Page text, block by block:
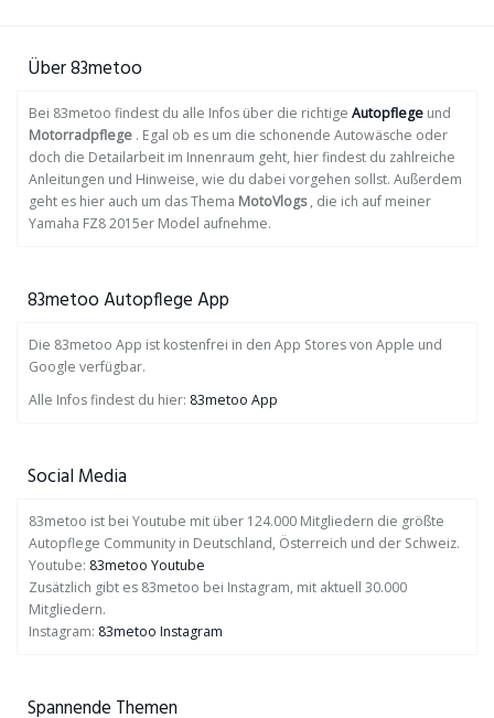
Über 83metoo
Bei 83metoo findest du alle Infos über die richtige Autopflege und
Motorradpflege . Egal ob es um die schonende Autowäsche oder
doch die Detailarbeit im Innenraum geht, hier findest du zahlreiche
Anleitungen und Hinweise, wie du dabei vorgehen sollst. Außerdem
geht es hier auch um das Thema MotoVlogs, die ich auf meiner
Yamaha FZ8 2015er Model aufnehme.
83metoo Autopflege App
Die 83metoo App ist kostenfrei in den App Stores von Apple und
Google verfügbar.
Alle Infos findest du hier: 83metoo App
Social Media
83metoo ist bei Youtube mit über 124.000 Mitgliedern die größte
Autopflege Community in Deutschland, Österreich und der Schweiz.
Youtube: 83metoo Youtube
Zusätzlich gibt es 83metoo bei Instagram, mit aktuell 30.000
Mitgliedern.
Instagram: 83metoo Instagram
Spannende Themen